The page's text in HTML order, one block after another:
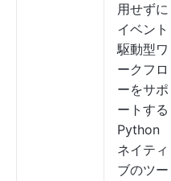
用せずに
イベント
駆動型ワ
ークフロ
ーをサポ
ートする
Python
ネイティ
ブのツー